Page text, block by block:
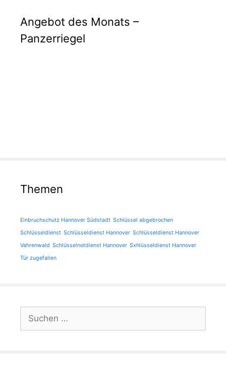
Angebot des Monats –
Panzerriegel
Themen
Einbruchschutz Hannover Südstadt Schlüssel abgebrochen
Schlüsseldienst Schlüsseldienst Hannover Schlüsseldienst Hannover
Vahrenwald Schlüsselnotdienst Hannover Sxhlüsseldienst Hannover
Tür zugefallen
Suchen
nach: